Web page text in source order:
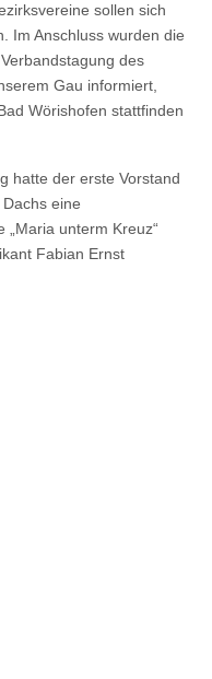
sollen sich
Im Anschluss wurden die
des
Gau informiert,
Wörishofen stattfinden
hatte der erste Vorstand
eine
unterm Kreuz“
Fabian Ernst